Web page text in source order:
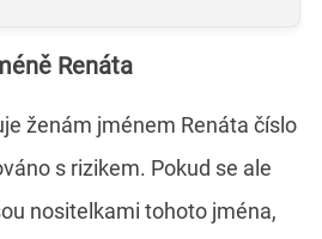
Renáta
ženám jménem Renáta číslo
s rizikem. Pokud se ale
nositelkami tohoto jména,